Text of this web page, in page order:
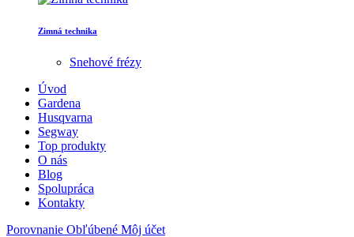
Zimná technika
Snehové frézy
Úvod
Gardena
Husqvarna
Segway
Top produkty
O nás
Blog
Spolupráca
Kontakty
Porovnanie Obľúbené Môj účet